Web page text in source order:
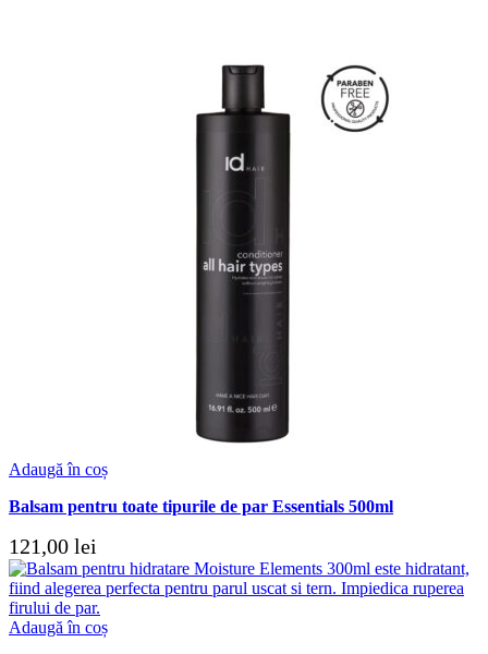
Adaugă în coș
Balsam pentru toate tipurile de par Essentials 500ml
121,00 lei
Adaugă în coș